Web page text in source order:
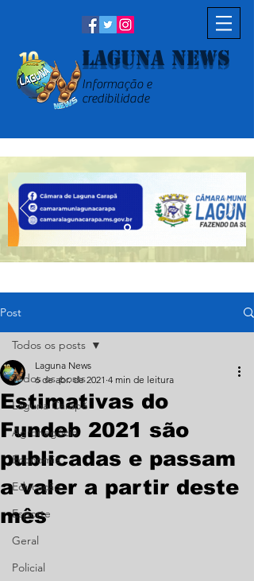
Laguna News
Informação e
credibilidade
Post
Todos os posts
Laguna Carapã
Agronegócio
Economia
Educação
Esporte
Geral
Policial
Todos os posts
Estimativas do
Fundeb 2021 são
publicadas e passam
a valer a partir deste
mês
Laguna News
6 de abr. de 2021 4 min de leitura